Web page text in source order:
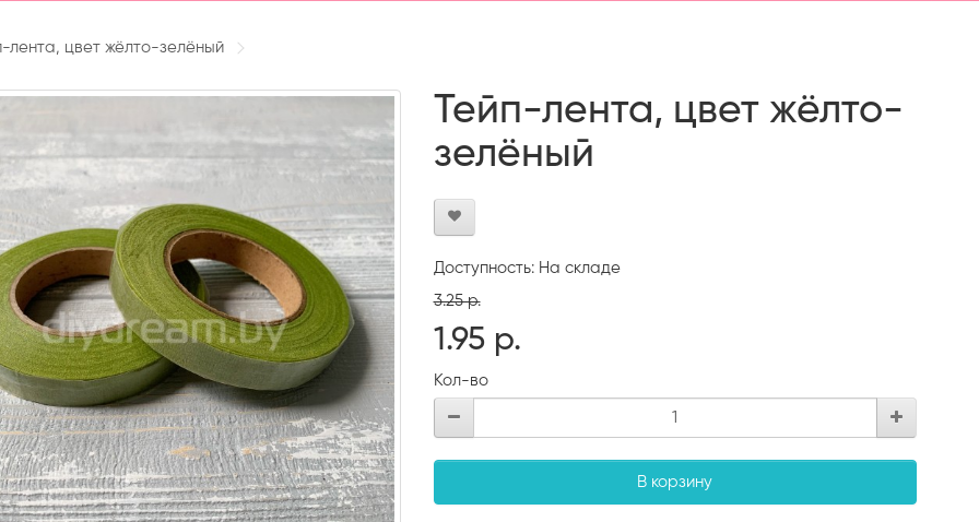
лента, цвет жёлто-зелёный
Тейп-лента, цвет жёлто-
зелёный
Доступность: На складе
3.25 р.
1.95 р.
Кол-во
В корзину